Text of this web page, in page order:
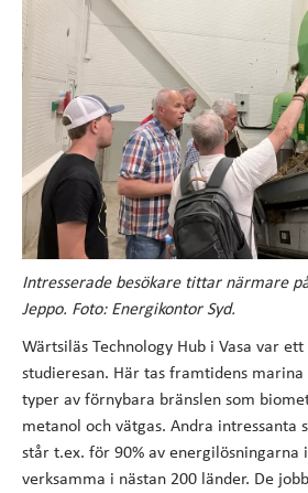
Intresserade besökare tittar närmare
Jeppo. Foto: Energikontor Syd.
Wärtsiläs Technology Hub i Vasa var
studieresan. Här tas framtidens
typer av förnybara bränslen som
metanol och vätgas. Andra intressanta
står t.ex. för 90% av energilösningarna
verksamma i nästan 200 länder. De